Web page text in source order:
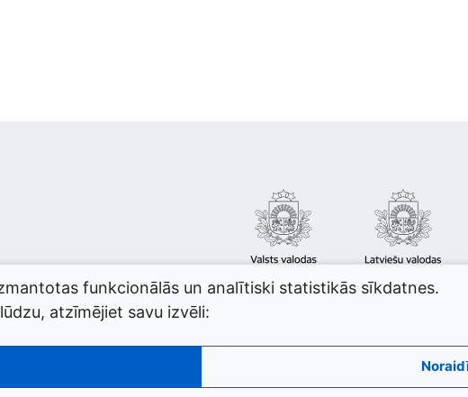
funkcionālās un analītiski statistikās sīkdatnes.
atzīmējiet savu izvēli: